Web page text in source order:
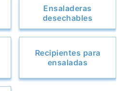
Ensaladeras
desechables
Recipientes para
ensaladas